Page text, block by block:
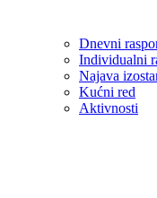
Dnevni
Individualni
Najava
Kućni red
Aktivnosti